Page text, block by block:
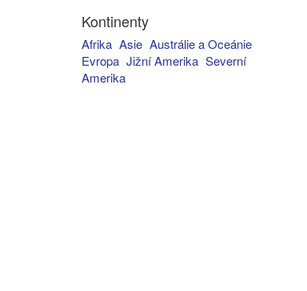
Kontinenty
Afrika Asie Austrálie a Oceánie
Evropa Jižní Amerika Severní
Amerika